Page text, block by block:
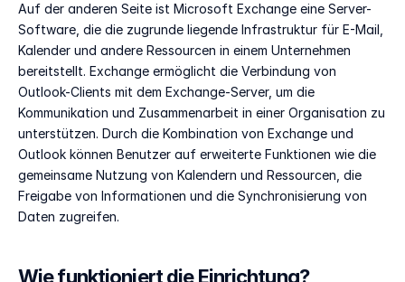
Auf der anderen Seite ist Microsoft Exchange eine Server-
Software, die die zugrunde liegende Infrastruktur für E-Mail,
Kalender und andere Ressourcen in einem Unternehmen
bereitstellt. Exchange ermöglicht die Verbindung von
Outlook-Clients mit dem Exchange-Server, um die
Kommunikation und Zusammenarbeit in einer Organisation zu
unterstützen. Durch die Kombination von Exchange und
Outlook können Benutzer auf erweiterte Funktionen wie die
gemeinsame Nutzung von Kalendern und Ressourcen, die
Freigabe von Informationen und die Synchronisierung von
Daten zugreifen.
Wie funktioniert die Einrichtung?